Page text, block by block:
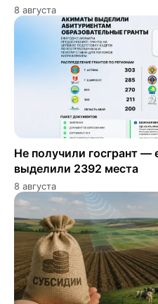
8 августа
Не получили госгрант
выделили 2392 места
8 августа